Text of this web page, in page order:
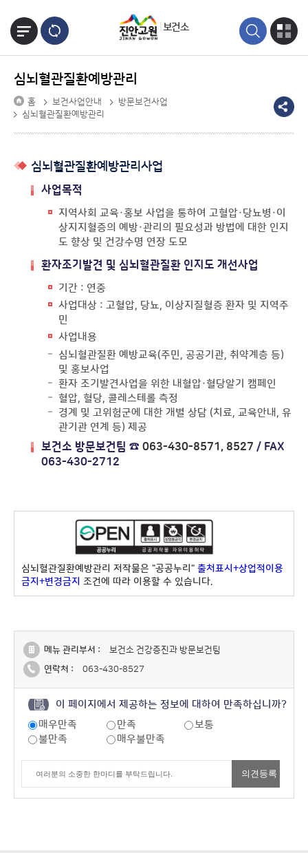
보건소
심뇌혈관질환예방관리
홈 보건사업안내
방문보건사업
심뇌혈관질환예방관리
심뇌혈관질환예방관리사업
사업목적
지역사회 교육·홍보 사업을 통하여 고혈압·당뇨병·이
상지지혈증의 예방·관리의 필요성과 방법에 대한 인지
도 향상 및 건강수명 연장 도모
환자조기발견 및 심뇌혈관질환 인지도 개선사업
기간 : 연중
사업대상 : 고혈압, 당뇨, 이상지질혈증 환자 및 지역주
민
사업내용
심뇌혈관질환 예방교육(주민, 공공기관, 취약계층 등)
및 홍보사업
환자 조기발견사업을 위한 내혈압·혈당알기 캠페인
혈압, 혈당, 콜레스테롤 측정
경계 및 고위험군에 대한 개별 상담 (치료, 교육안내, 유
관기관 연계 등) 제공
보건소 방문보건팀 ☎ 063-430-8571, 8527 / FAX
063-430-2712
심뇌혈관질환예방관리 저작물은 "공공누리" 출처표시+상업적이용
금지+변경금지 조건에 따라 이용할 수 있습니다.
메뉴 관리부서 :
보건소 건강증진과 방문보건팀
연락처 :
063-430-8527
이 페이지에서 제공하는 정보에 대하여 만족하십니까?
매우만족
만족
보통
불만족
매우불만족